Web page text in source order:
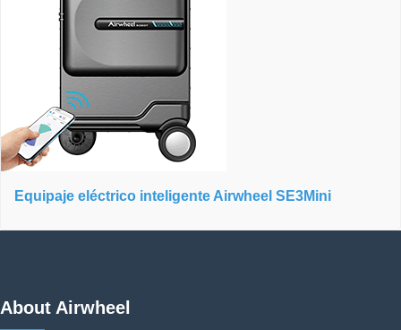
Equipaje eléctrico inteligente Airwheel SE3Mini
About Airwheel